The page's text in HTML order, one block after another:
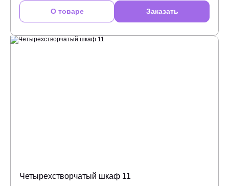
О товаре Заказать
Четырехстворчатый шкаф 11